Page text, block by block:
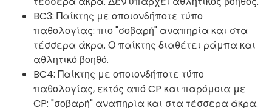
BC3: Παίκτης με οποιονδήποτε τύπο
παθολογίας: πιο "σοβαρή" αναπηρία και στα
τέσσερα άκρα. Ο παίκτης διαθέτει ράμπα και
αθλητικό βοηθό.
BC4: Παίκτης με οποιονδήποτε τύπο
παθολογίας, εκτός από CP και παρόμοια με
CP: "σοβαρή" αναπηρία και στα τέσσερα άκρα.